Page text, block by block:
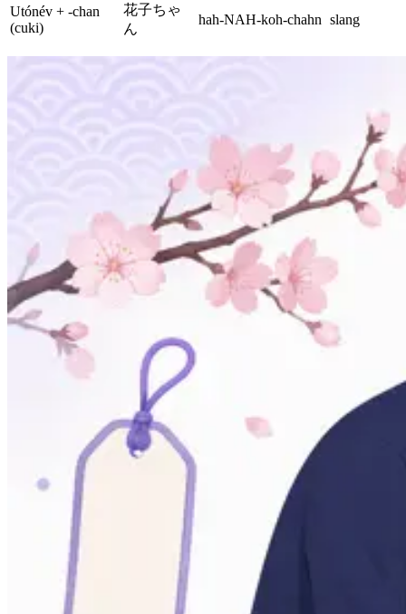
Utónév + -chan
(cuki)
花子ちゃ
ん
hah-NAH-koh-chahn slang